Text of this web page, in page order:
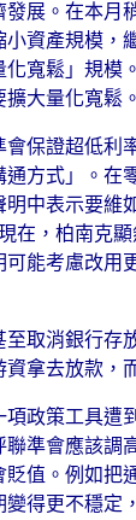
發展。在本月
小資產規模，
寬鬆」規模
大量化寬鬆。
保證超低利
通方式」。在
中表示要維
現在，柏南克
可能考慮改用
取消銀行存
拿去放款，
政策工具遭
準會應該調
值。例如把
得更不穩定